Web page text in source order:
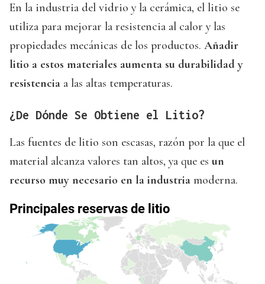
En la industria del vidrio y la cerámica, el litio se
utiliza para mejorar la resistencia al calor y las
propiedades mecánicas de los productos. Añadir
litio a estos materiales aumenta su durabilidad y
resistencia a las altas temperaturas.
¿De Dónde Se Obtiene el Litio?
Las fuentes de litio son escasas, razón por la que el
material alcanza valores tan altos, ya que es un
recurso muy necesario en la industria moderna.